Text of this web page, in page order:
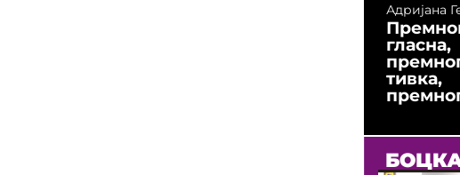
Адријана
гласна,
тивка,